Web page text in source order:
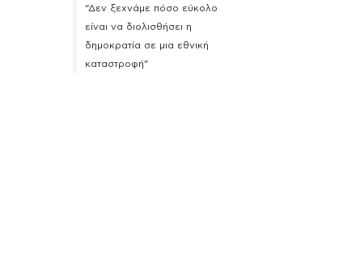
“Δεν ξεχνάμε πόσο εύκολο
είναι να διολισθήσει η
δημοκρατία σε μια εθνική
καταστροφή”